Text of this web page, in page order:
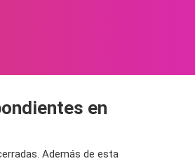
en
Además de esta